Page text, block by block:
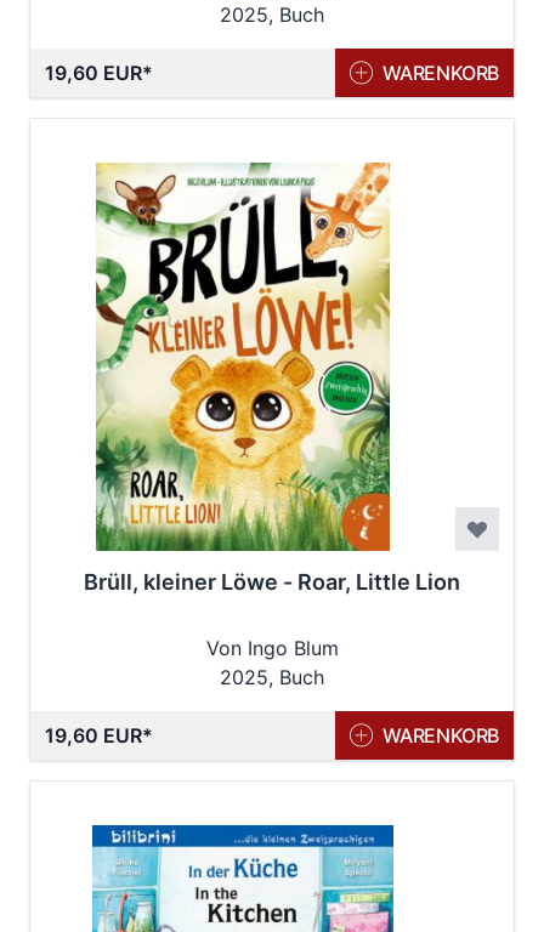
2025, Buch
19,60 EUR WARENKORB
Brüll, kleiner Löwe - Roar, Little Lion
Von Ingo Blum
2025, Buch
19,60 EUR WARENKORB